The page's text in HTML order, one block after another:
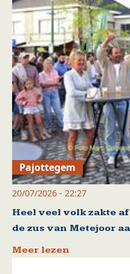
Pajottegem
20/07/2026 - 22:27
Heel veel volk zakte
de zus van Metejoor
Meer lezen